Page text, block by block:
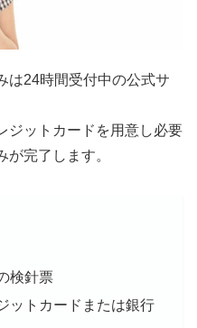
は24時間受付中の公式サ
ジットカードを用意し必要
完了します。
検針票
ットカードまたは銀行